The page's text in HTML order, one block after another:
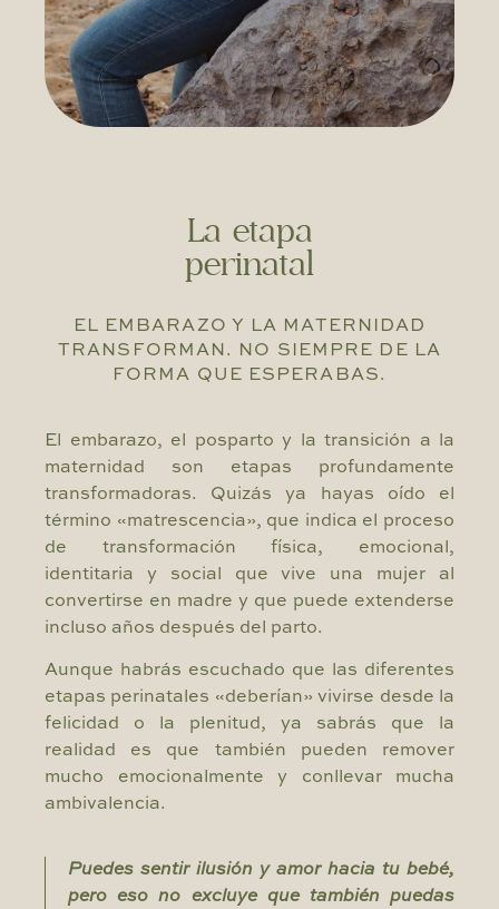
La etapa
perinatal
EL EMBARAZO Y LA MATERNIDAD
TRANSFORMAN. NO SIEMPRE DE LA
FORMA QUE ESPERABAS.
El embarazo, el posparto y la transición a la
maternidad son etapas profundamente
transformadoras. Quizás ya hayas oído el
término «matrescencia», que indica el proceso
de transformación física, emocional,
identitaria y social que vive una mujer al
convertirse en madre y que puede extenderse
incluso años después del parto.
Aunque habrás escuchado que las diferentes
etapas perinatales «deberían» vivirse desde la
felicidad o la plenitud, ya sabrás que la
realidad es que también pueden remover
mucho emocionalmente y conllevar mucha
ambivalencia.
Puedes sentir ilusión y amor hacia tu bebé,
pero eso no excluye que también puedas